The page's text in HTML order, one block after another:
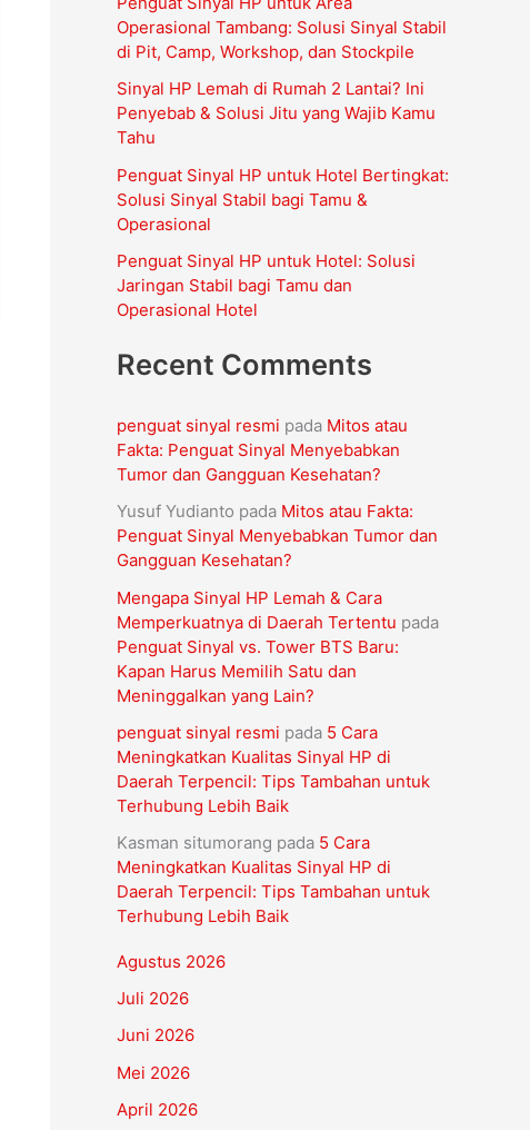
t
u
k
:
Operasional Tambang: Solusi Sinyal Stabil
di Pit, Camp, Workshop, dan Stockpile
Sinyal HP Lemah di Rumah 2 Lantai? Ini
Penyebab & Solusi Jitu yang Wajib Kamu
Tahu
Penguat Sinyal HP untuk Hotel Bertingkat:
Solusi Sinyal Stabil bagi Tamu &
Operasional
Penguat Sinyal HP untuk Hotel: Solusi
Jaringan Stabil bagi Tamu dan
Operasional Hotel
Recent Comments
penguat sinyal resmi pada Mitos atau
Fakta: Penguat Sinyal Menyebabkan
Tumor dan Gangguan Kesehatan?
Yusuf Yudianto pada Mitos atau Fakta:
Penguat Sinyal Menyebabkan Tumor dan
Gangguan Kesehatan?
Mengapa Sinyal HP Lemah & Cara
Memperkuatnya di Daerah Tertentu pada
Penguat Sinyal vs. Tower BTS Baru:
Kapan Harus Memilih Satu dan
Meninggalkan yang Lain?
penguat sinyal resmi pada 5 Cara
Meningkatkan Kualitas Sinyal HP di
Daerah Terpencil: Tips Tambahan untuk
Terhubung Lebih Baik
Kasman situmorang pada 5 Cara
Meningkatkan Kualitas Sinyal HP di
Daerah Terpencil: Tips Tambahan untuk
Terhubung Lebih Baik
Agustus 2026
Juli 2026
Juni 2026
Mei 2026
April 2026